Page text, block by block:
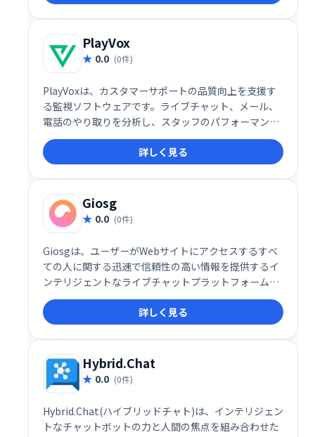
PlayVox
0.0 (0件)
PlayVoxは、カスタマーサポートの品質向上を支援す
る監視ソフトウェアです。ライブチャット、メール、
電話のやり取りを分析し、スタッフのパフォーマンス
や顧客体験を評価。わずか5分でQA監視プログラムを
作成でき、コーチングやモチベーション向上に役立ち
ます。全チャネルの顧客対応を分析することで、より
効果的なサポート体制を構築できます。
詳しく見る
Giosg
0.0 (0件)
Giosgは、ユーザーがWebサイトにアクセスするすべ
ての人に関する迅速で信頼性の高い情報を提供するイ
ンテリジェントなライブチャットプラットフォームで
す。このシステムは、各訪問者をスキャンして、行動
レポートに基づいて、それらが「ホット」または「コ
ールド」の見込み客かどうかを評価するようにも設計
されています。
詳しく見る
Hybrid.Chat
0.0 (0件)
Hybrid.Chat(ハイブリッドチャト)は、インテリジェン
トなチャットボットの力と人間の焦点を組み合わせた